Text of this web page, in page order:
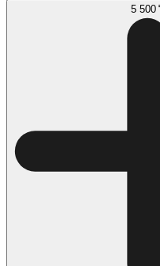
5 500